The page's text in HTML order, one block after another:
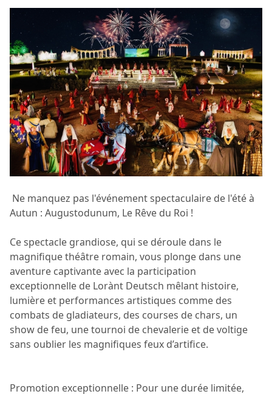
Ne manquez pas l'événement spectaculaire de l'été à
Autun : Augustodunum, Le Rêve du Roi !
Ce spectacle grandiose, qui se déroule dans le
magnifique théâtre romain, vous plonge dans une
aventure captivante avec la participation
exceptionnelle de Lorànt Deutsch mêlant histoire,
lumière et performances artistiques comme des
combats de gladiateurs, des courses de chars, un
show de feu, une tournoi de chevalerie et de voltige
sans oublier les magnifiques feux d’artifice.
Promotion exceptionnelle : Pour une durée limitée,